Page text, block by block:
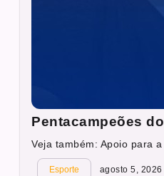
Pentacampeões
Veja também: Apoio para
Esporte agosto 5, 2026